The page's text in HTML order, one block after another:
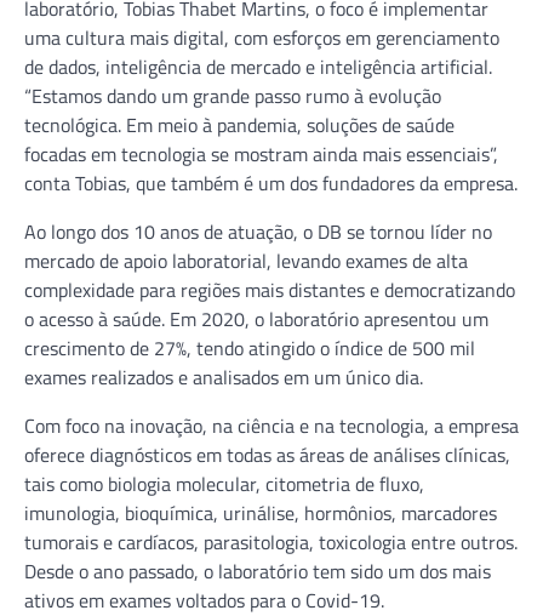
laboratório, Tobias Thabet Martins, o foco é implementar
uma cultura mais digital, com esforços em gerenciamento
de dados, inteligência de mercado e inteligência artificial.
“Estamos dando um grande passo rumo à evolução
tecnológica. Em meio à pandemia, soluções de saúde
focadas em tecnologia se mostram ainda mais essenciais”,
conta Tobias, que também é um dos fundadores da empresa.
Ao longo dos 10 anos de atuação, o DB se tornou líder no
mercado de apoio laboratorial, levando exames de alta
complexidade para regiões mais distantes e democratizando
o acesso à saúde. Em 2020, o laboratório apresentou um
crescimento de 27%, tendo atingido o índice de 500 mil
exames realizados e analisados em um único dia.
Com foco na inovação, na ciência e na tecnologia, a empresa
oferece diagnósticos em todas as áreas de análises clínicas,
tais como biologia molecular, citometria de fluxo,
imunologia, bioquímica, urinálise, hormônios, marcadores
tumorais e cardíacos, parasitologia, toxicologia entre outros.
Desde o ano passado, o laboratório tem sido um dos mais
ativos em exames voltados para o Covid-19.